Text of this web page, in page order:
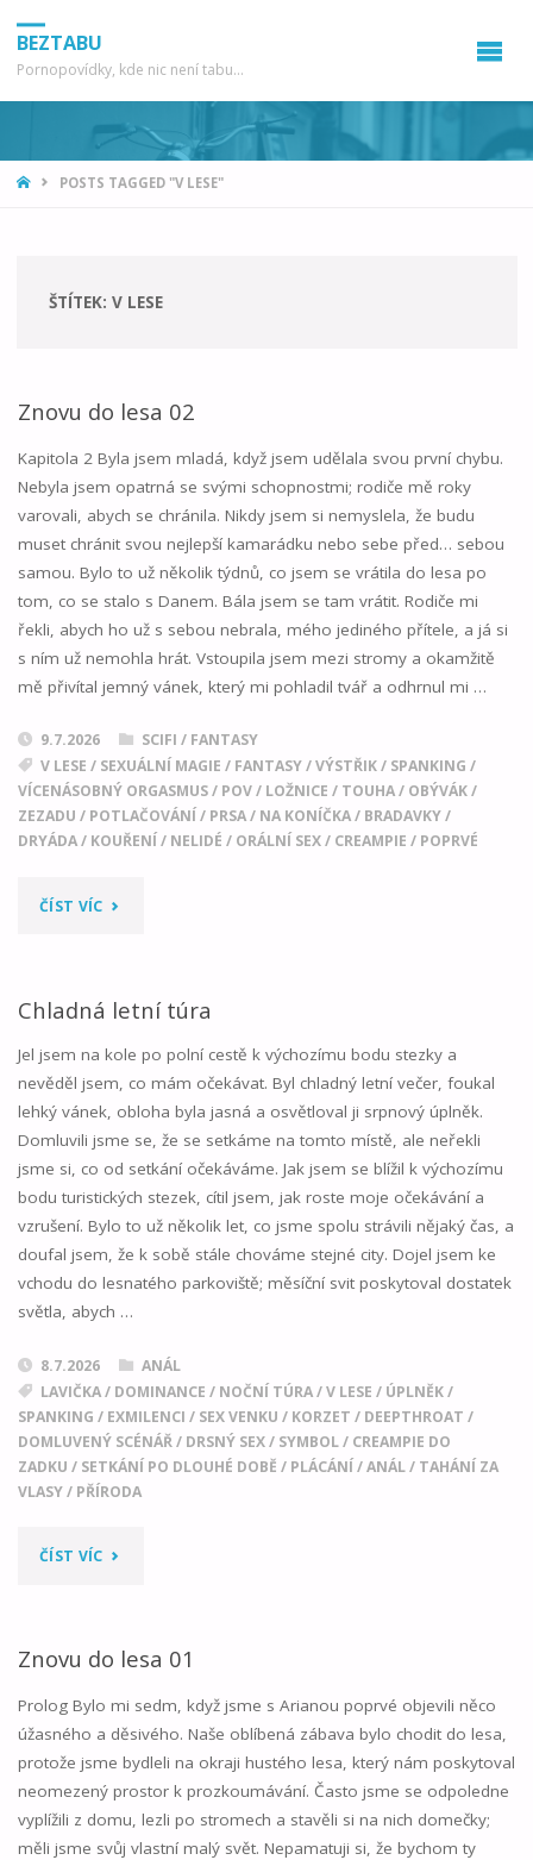
BEZTABU
Pornopovídky, kde nic není tabu...
HOMEPOSTS TAGGED "V LESE"
ŠTÍTEK: V LESE
Znovu do lesa 02
Kapitola 2 Byla jsem mladá, když jsem udělala svou první chybu.
Nebyla jsem opatrná se svými schopnostmi; rodiče mě roky
varovali, abych se chránila. Nikdy jsem si nemyslela, že budu
muset chránit svou nejlepší kamarádku nebo sebe před… sebou
samou. Bylo to už několik týdnů, co jsem se vrátila do lesa po
tom, co se stalo s Danem. Bála jsem se tam vrátit. Rodiče mi
řekli, abych ho už s sebou nebrala, mého jediného přítele, a já si
s ním už nemohla hrát. Vstoupila jsem mezi stromy a okamžitě
mě přivítal jemný vánek, který mi pohladil tvář a odhrnul mi …
9.7.2026
SCIFI / FANTASY
V LESE / SEXUÁLNÍ MAGIE / FANTASY/VÝSTŘIK/ SPANKING /
VÍCENÁSOBNÝ ORGASMUS/ POV/ LOŽNICE / TOUHA/ OBÝVÁK/
ZEZADU / POTLAČOVÁNÍ / PRSA/ NA KONÍČKA/ BRADAVKY/
DRYÁDA/ KOUŘENÍ / NELIDÉ / ORÁLNÍ SEX/ CREAMPIE / POPRVÉ
ČÍST VÍC"ZNOVU
LESA
02"
Chladná letní túra
Jel jsem na kole po polní cestě k výchozímu bodu stezky a
nevěděl jsem, co mám očekávat. Byl chladný letní večer, foukal
lehký vánek, obloha byla jasná a osvětloval ji srpnový úplněk.
Domluvili jsme se, že se setkáme na tomto místě, ale neřekli
jsme si, co od setkání očekáváme. Jak jsem se blížil k výchozímu
bodu turistických stezek, cítil jsem, jak roste moje očekávání a
vzrušení. Bylo to už několik let, co jsme spolu strávili nějaký čas, a
doufal jsem, že k sobě stále chováme stejné city. Dojel jsem ke
vchodu do lesnatého parkoviště; měsíční svit poskytoval dostatek
světla, abych …
8.7.2026
ANÁL
LAVIČKA/ DOMINANCE / NOČNÍ TÚRA/V LESE / ÚPLNĚK/
SPANKING / EXMILENCI / SEX VENKU / KORZET / DEEPTHROAT /
DOMLUVENÝ SCÉNÁŘ/ DRSNÝ SEX/ SYMBOL/ CREAMPIE DO
ZADKU / SETKÁNÍ PO DLOUHÉ DOBĚ / PLÁCÁNÍ /ANÁL/ TAHÁNÍ ZA
VLASY/ PŘÍRODA
ČÍST VÍC"CHLADNÁ
TÚRA"
Znovu do lesa 01
Prolog Bylo mi sedm, když jsme s Arianou poprvé objevili něco
úžasného a děsivého. Naše oblíbená zábava bylo chodit do lesa,
protože jsme bydleli na okraji hustého lesa, který nám poskytoval
neomezený prostor k prozkoumávání. Často jsme se odpoledne
vyplížili z domu, lezli po stromech a stavěli si na nich domečky;
měli jsme svůj vlastní malý svět. Nepamatuji si, že bychom ty